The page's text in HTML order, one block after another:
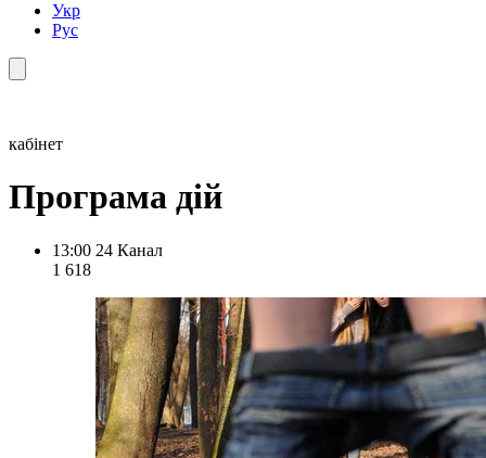
Укр
Рус
кабінет
Програма дій
13:00 24 Канал
1 618